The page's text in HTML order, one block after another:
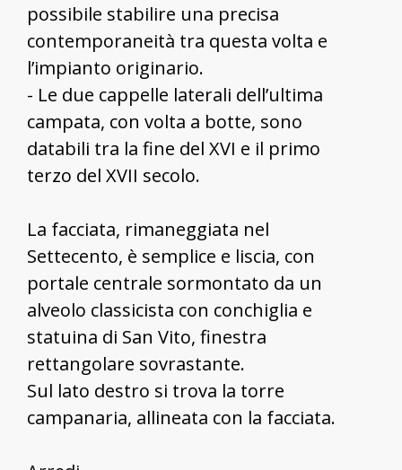
possibile stabilire una precisa
contemporaneità tra questa volta e
l’impianto originario.
- Le due cappelle laterali dell’ultima
campata, con volta a botte, sono
databili tra la fine del XVI e il primo
terzo del XVII secolo.
La facciata, rimaneggiata nel
Settecento, è semplice e liscia, con
portale centrale sormontato da un
alveolo classicista con conchiglia e
statuina di San Vito, finestra
rettangolare sovrastante.
Sul lato destro si trova la torre
campanaria, allineata con la facciata.